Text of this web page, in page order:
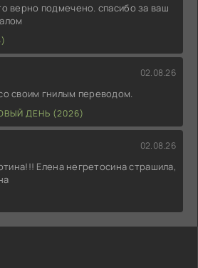
верно подмечено. спасибо за ваш
02.08.26
своим гнилым переводом.
ДЕНЬ (2026)
02.08.26
Елена негретосина страшила,